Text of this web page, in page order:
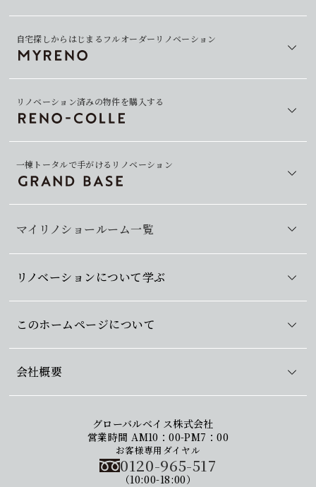
自宅探しからはじまるフルオーダーリノベーション
マイリノショールーム一覧
リノベーション済みの物件を購入する
一棟トータルで手がけるリノベーション
リノベーションについて学ぶ
このホームページについて
会社概要
グローバルベイス株式会社
営業時間 AM10：00-PM7：00
お客様専用ダイヤル
0120-965-517
（10:00-18:00）